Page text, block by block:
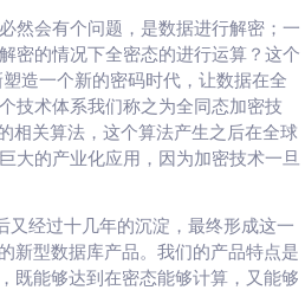
然会有个问题，是数据进行解密；一
密的情况下全密态的进行运算？这个
造一个新的密码时代，让数据在全
技术体系我们称之为全同态加密技
相关算法，这个算法产生之后在全球
大的产业化应用，因为加密技术一旦
经过十几年的沉淀，最终形成这一
新型数据库产品。我们的产品特点是
既能够达到在密态能够计算，又能够